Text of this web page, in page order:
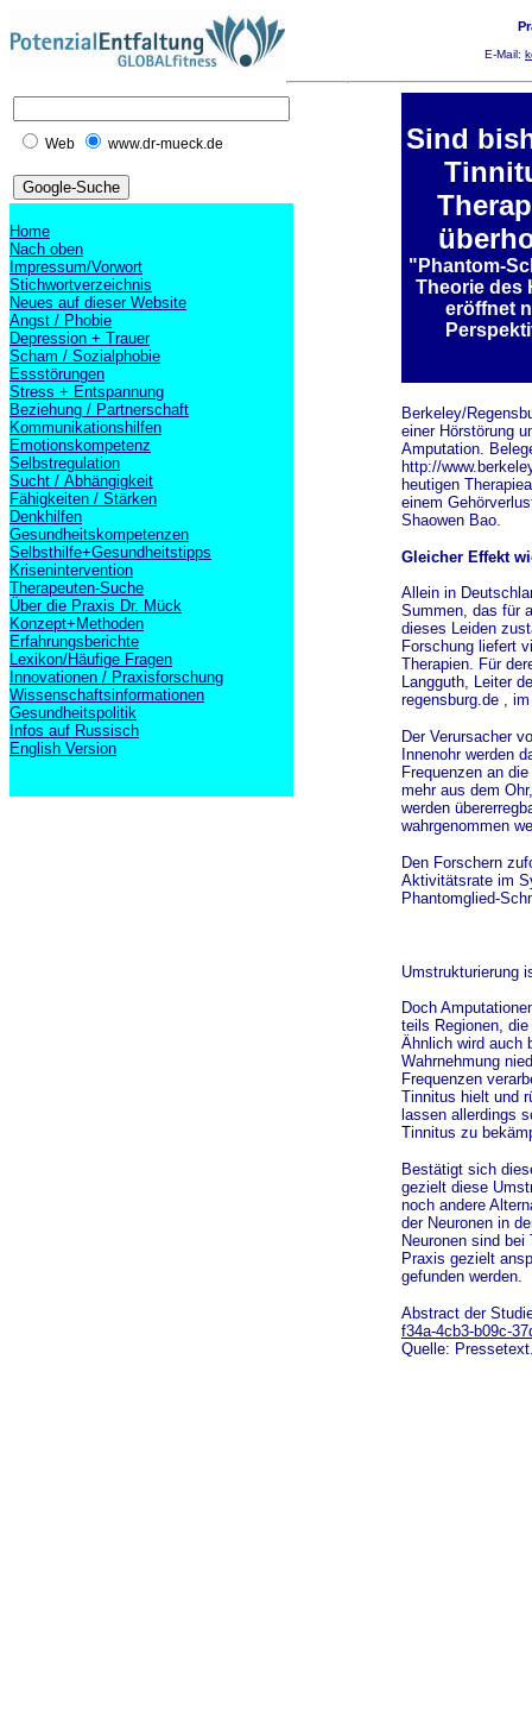
E-Mail:
Web www.dr-mueck.de
Home
Nach oben
Impressum/Vorwort
Stichwortverzeichnis
Neues auf dieser Website
Angst / Phobie
Depression + Trauer
Scham / Sozialphobie
Essstörungen
Stress + Entspannung
Beziehung / Partnerschaft
Kommunikationshilfen
Emotionskompetenz
Selbstregulation
Sucht / Abhängigkeit
Fähigkeiten / Stärken
Denkhilfen
Gesundheitskompetenzen
Selbsthilfe+Gesundheitstipps
Krisenintervention
Therapeuten-Suche
Über die Praxis Dr. Mück
Konzept+Methoden
Erfahrungsberichte
Lexikon/Häufige Fragen
Innovationen / Praxisforschung
Wissenschaftsinformationen
Gesundheitspolitik
Infos auf Russisch
English Version
Sind
"Phantom-
Theorie des
eröffnet
Berkeley/
einer Hörstörung
Amputation.
http://
heutigen
einem
Shaowen Bao.
Gleicher Effekt
Allein in
Summen, das für
dieses Leiden
Forschung liefert
Therapien. Für
Langguth, Leiter
regensburg.de ,
Der Verursacher
Innenohr werden
Frequenzen an
mehr aus dem
werden
wahrgenommen
Den Forschern
Aktivitätsrate im
Phantomglied-
Umstrukturierung
Doch
teils Regionen,
Ähnlich wird auch
Wahrnehmung
Frequenzen
Tinnitus hielt und
lassen allerdings
Tinnitus zu
Bestätigt sich
gezielt diese
noch andere
der Neuronen in
Neuronen sind
Praxis gezielt
gefunden werden.
Abstract der
f34a-4cb3-b09c-
Quelle: